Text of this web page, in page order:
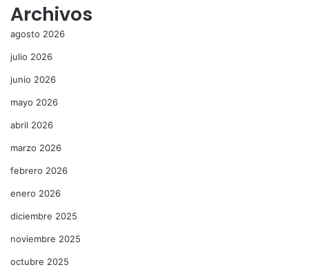
Archivos
agosto 2026
julio 2026
junio 2026
mayo 2026
abril 2026
marzo 2026
febrero 2026
enero 2026
diciembre 2025
noviembre 2025
octubre 2025